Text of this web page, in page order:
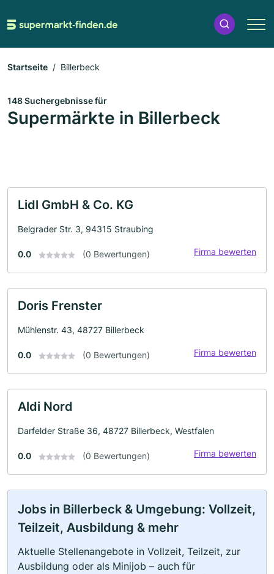
Startseite Billerbeck
148 Suchergebnisse für
Supermärkte in Billerbeck
Lidl GmbH & Co. KG
Belgrader Str. 3, 94315 Straubing
0.0 (0 Bewertungen) Firma bewerten
Doris Frenster
Mühlenstr. 43, 48727 Billerbeck
0.0 (0 Bewertungen) Firma bewerten
Aldi Nord
Darfelder Straße 36, 48727 Billerbeck, Westfalen
0.0 (0 Bewertungen) Firma bewerten
Jobs in Billerbeck & Umgebung: Vollzeit,
Teilzeit, Ausbildung & mehr
Aktuelle Stellenangebote in Vollzeit, Teilzeit, zur
Ausbildung oder als Minijob – auch für